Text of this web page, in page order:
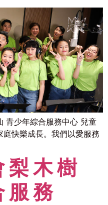
青少年綜合服務中心 兒童
快樂成長。我們以愛服務
梨木樹
服務